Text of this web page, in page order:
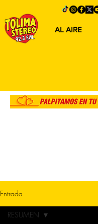
AL AIRE
Entrada
RESUMEN